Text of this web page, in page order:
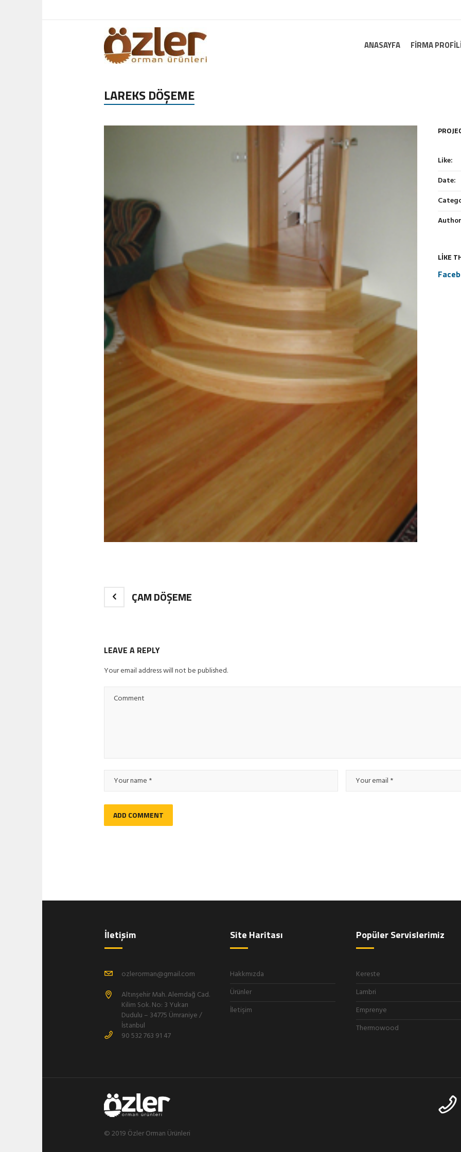
ANASAYFA FIRMA
LAREKS DÖŞEME
Like:
Date:
LIKE
ÇAM DÖŞEME
LEAVE A REPLY
Your email address will not be published.
İletişim
ozlerorman@gmail.com
Altınşehir Mah. Alemdağ Cad.
Kilim Sok. No: 3 Yukarı
Dudulu – 34775 Ümraniye /
İstanbul
90 532 763 91 47
Site Haritası
Hakkmızda
Ürünler
İletişim
Popüler Servislerimiz
Kereste
Lambri
Emprenye
Thermowood
© 2019 Özler Orman Ürünleri